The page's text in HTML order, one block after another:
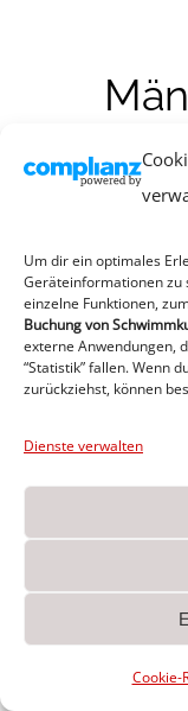
Um dir ein optimales
Geräteinformationen zu
einzelne Funktionen,
Buchung von
externe Anwendungen,
“Statistik” fallen. Wenn
zurückziehst, können
Dienste verwalten
Cookie-
Archie
Jahrgänge
dienstags
20:00